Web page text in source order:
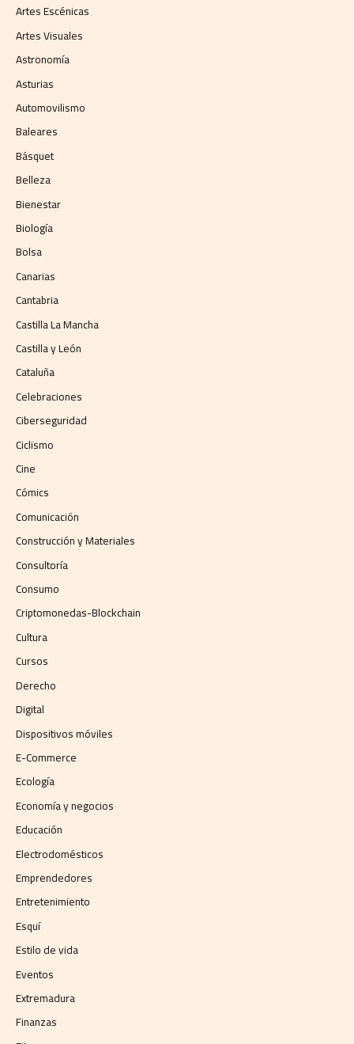
Artes Escénicas
Artes Visuales
Astronomía
Asturias
Automovilismo
Baleares
Básquet
Belleza
Bienestar
Biología
Bolsa
Canarias
Cantabria
Castilla La Mancha
Castilla y León
Cataluña
Celebraciones
Ciberseguridad
Ciclismo
Cine
Cómics
Comunicación
Construcción y Materiales
Consultoría
Consumo
Criptomonedas-Blockchain
Cultura
Cursos
Derecho
Digital
Dispositivos móviles
E-Commerce
Ecología
Economía y negocios​
Educación
Electrodomésticos
Emprendedores
Entretenimiento
Esquí
Estilo de vida
Eventos
Extremadura
Finanzas